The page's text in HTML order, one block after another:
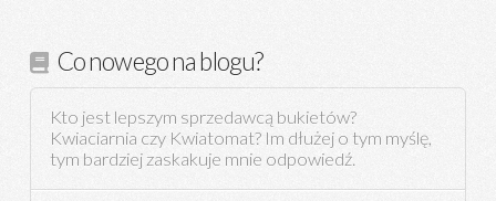
Co nowego na blogu?
Kto jest lepszym sprzedawcą bukietów?
Kwiaciarnia czy Kwiatomat? Im dłużej o tym myślę,
tym bardziej zaskakuje mnie odpowiedź.